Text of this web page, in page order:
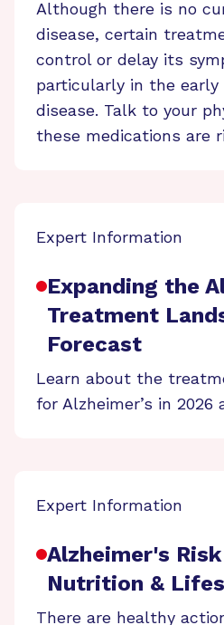
Although there is no
disease, certain
control or delay its
particularly in the
disease. Talk to your
these medications are
Expert Information
Expanding the
Treatment
Forecast
Learn about the
for Alzheimer’s in 2026
Expert Information
Alzheimer's
Nutrition &
There are healthy